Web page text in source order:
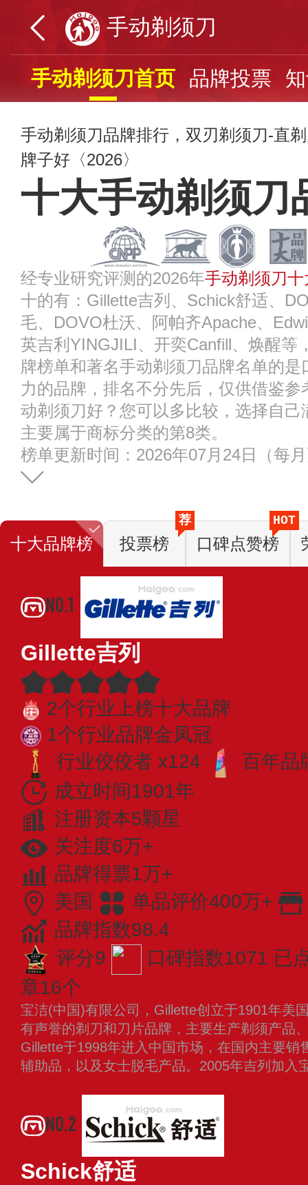
手动剃须刀
手动剃须刀首页 品牌投票
手动剃须刀品牌排行，双刃剃须刀-直
牌子好〈2026〉
十大手动剃须刀
经专业研究评测的2026年手动剃须刀
十的有：Gillette吉列、Schick舒适、
毛、DOVO杜沃、阿帕齐Apache、
英吉利YINGJILI、开奕Canfill、焕醒等
牌榜单和著名手动剃须刀品牌名单的
力的品牌，排名不分先后，仅供借鉴
动剃须刀好？您可以多比较，选择自
主要属于商标分类的第8类。
榜单更新时间：2026年07月24日（每
十大品牌榜 投票榜
荐
口碑点赞榜
HOT
NO.1
Gillette吉列
2个行业上榜十大品牌
1个行业品牌金凤冠
行业佼佼者 x124
百年品
成立时间1901年
注册资本5颗星
关注度6万+
品牌得票1万+
美国
单品评价400万+
品牌指数98.4
评分9
口碑指数1071 已
章16个
宝洁(中国)有限公司，Gillette创立于1901年美
有声誉的剃刀和刀片品牌，主要生产剃须产品
Gillette于1998年进入中国市场，在国内主要销
辅助品，以及女士脱毛产品。2005年吉列加入
NO.2
Schick舒适